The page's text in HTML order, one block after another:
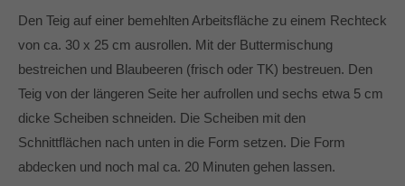
Den Teig auf einer bemehlten Arbeitsfläche zu einem Rechteck
von ca. 30 x 25 cm ausrollen. Mit der Buttermischung
bestreichen und Blaubeeren (frisch oder TK) bestreuen. Den
Teig von der längeren Seite her aufrollen und sechs etwa 5 cm
dicke Scheiben schneiden. Die Scheiben mit den
Schnittflächen nach unten in die Form setzen. Die Form
abdecken und noch mal ca. 20 Minuten gehen lassen.